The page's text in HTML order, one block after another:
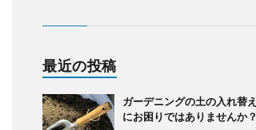
最近の投稿
ガーデニングの土の入れ替え
にお困りではありませんか？